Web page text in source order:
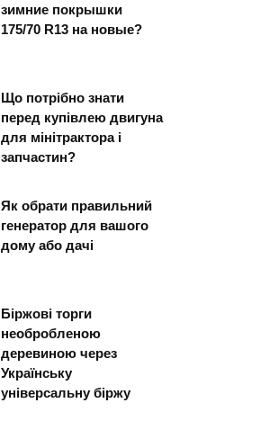
зимние покрышки
175/70 R13 на новые?
Що потрібно знати
перед купівлею двигуна
для мінітрактора і
запчастин?
Як обрати правильний
генератор для вашого
дому або дачі
Біржові торги
необробленою
деревиною через
Українську
універсальну біржу